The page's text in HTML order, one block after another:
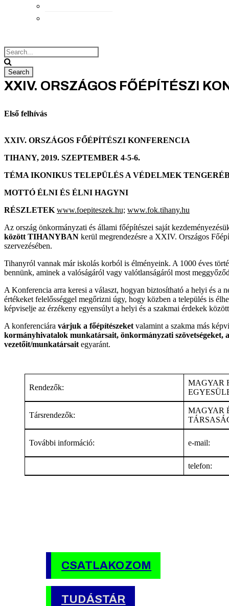
XXIV. ORSZÁGOS FŐÉPÍTÉSZI
Első felhívás
XXIV. ORSZÁGOS FŐÉPÍTÉSZI KONFERENCIA
TIHANY, 2019. SZEPTEMBER 4-5-6.
TÉMA IKONIKUS TELEPÜLÉS A VÉDELMEK
MOTTÓ ÉLNI ÉS ÉLNI HAGYNI
RÉSZLETEK www.foepiteszek.hu; www.fok.tihany.hu
Az ország önkormányzati és állami főépítészei saját
között TIHANYBAN kerül megrendezésre a XXIV. Országos
szervezésében.
Tihanyról vannak már iskolás korból is élményeink. A 1000 éves
bennünk, aminek a valóságáról vagy valótlanságáról most
A Konferencia arra keresi a választ, hogyan biztosítható a helyi és a
értékeket felelősséggel megőrizni úgy, hogy közben a település is
képviselje az érzékeny egyensúlyt a helyi és a szakmai érdekek
A konferenciára várjuk a főépítészeket valamint a szakma más
kormányhivatalok munkatársait, önkormányzati szövetségeket,
vezetőit/munkatársait egyaránt.
Rendezők:
MAGYAR
Társrendezők:
MAGYAR
További információ: e-mail:
telefon:
CSATLAKOZOM
TUDÁSTÁR